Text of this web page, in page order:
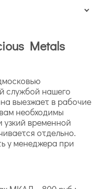
Metals
службой нашего
выезжает в рабочие
необходимы
узкий временной
отдельно.
у менеджера при